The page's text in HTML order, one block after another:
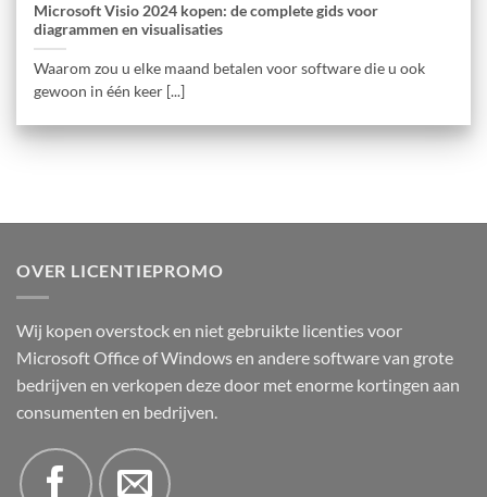
Microsoft Visio 2024 kopen: de complete gids voor
diagrammen en visualisaties
Waarom zou u elke maand betalen voor software die u ook
gewoon in één keer [...]
OVER LICENTIEPROMO
Wij kopen overstock en niet gebruikte licenties voor
Microsoft Office of Windows en andere software van grote
bedrijven en verkopen deze door met enorme kortingen aan
consumenten en bedrijven.